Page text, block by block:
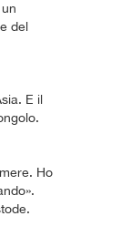
del
E il
Ho